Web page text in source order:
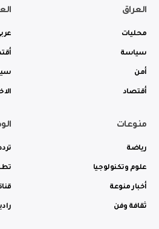
العراق
محليات
سياسة
أمن
أقتصاد
منوعات
رياضة
علوم وتكنولوجيا
أخبار منوعة
ثقافة وفن